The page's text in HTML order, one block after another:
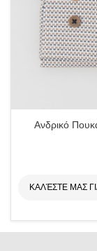
Ανδρικό
ΚΑΛΈΣΤΕ ΜΑΣ